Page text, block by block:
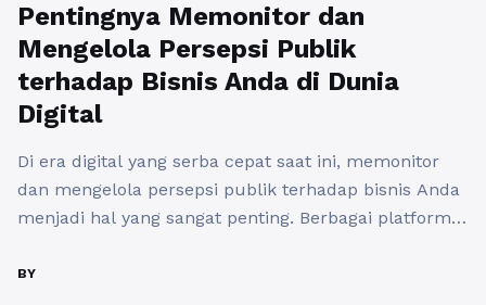
Pentingnya Memonitor dan
Mengelola Persepsi Publik
terhadap Bisnis Anda di Dunia
Digital
Di era digital yang serba cepat saat ini, memonitor
dan mengelola persepsi publik terhadap bisnis Anda
menjadi hal yang sangat penting. Berbagai platform
dengan mudah memengaruhi pandangan konsumen
BY